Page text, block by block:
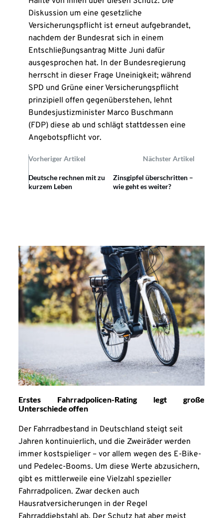
Diskussion um eine gesetzliche
Versicherungspflicht ist erneut aufgebrandet,
nachdem der Bundesrat sich in einem
Entschließungsantrag Mitte Juni dafür
ausgesprochen hat. In der Bundesregierung
herrscht in dieser Frage Uneinigkeit; während
SPD und Grüne einer Versicherungspflicht
prinzipiell offen gegenüberstehen, lehnt
Bundesjustizminister Marco Buschmann
(FDP) diese ab und schlägt stattdessen eine
Angebotspflicht vor.
Vorheriger Artikel Nächster Artikel
Deutsche rechnen mit zu
kurzem Leben
Zinsgipfel überschritten –
wie geht es weiter?
Erstes Fahrradpolicen-Rating legt große
Unterschiede offen
Der Fahrradbestand in Deutschland steigt seit
Jahren kontinuierlich, und die Zweiräder werden
immer kostspieliger – vor allem wegen des E-Bike-
und Pedelec-Booms. Um diese Werte abzusichern,
gibt es mittlerweile eine Vielzahl spezieller
Fahrradpolicen. Zwar decken auch
Hausratversicherungen in der Regel